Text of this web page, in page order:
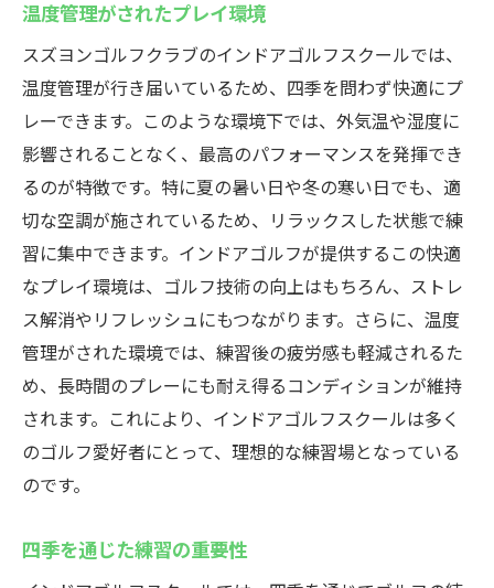
温度管理がされたプレイ環境
スズヨンゴルフクラブのインドアゴルフスクールでは、
温度管理が行き届いているため、四季を問わず快適にプ
レーできます。このような環境下では、外気温や湿度に
影響されることなく、最高のパフォーマンスを発揮でき
るのが特徴です。特に夏の暑い日や冬の寒い日でも、適
切な空調が施されているため、リラックスした状態で練
習に集中できます。インドアゴルフが提供するこの快適
なプレイ環境は、ゴルフ技術の向上はもちろん、ストレ
ス解消やリフレッシュにもつながります。さらに、温度
管理がされた環境では、練習後の疲労感も軽減されるた
め、長時間のプレーにも耐え得るコンディションが維持
されます。これにより、インドアゴルフスクールは多く
のゴルフ愛好者にとって、理想的な練習場となっている
のです。
四季を通じた練習の重要性